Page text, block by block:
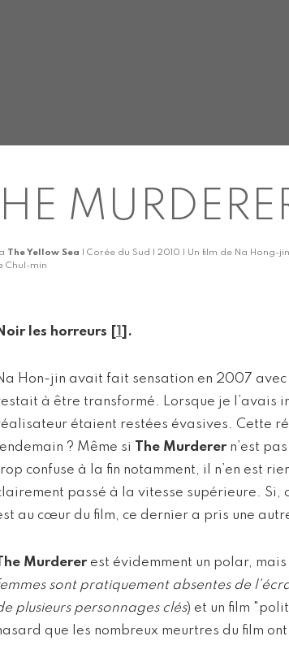
The Yellow Sea | Corée du Sud | 2010 | Un film de Na Hong-
Chul-min
les horreurs .
Hon-jin avait fait sensation en 2007 avec
à être transformé. Lorsque je l’avais
étaient restées évasives. Cette
? Même si
The Murderern’est
confuse à la fin notamment, il n’en est
passé à la vitesse supérieure. Si,
au cœur du film, ce dernier a pris une
Murdererest évidemment un polar, mais
sont pratiquement absentes de
plusieurs personnages clés) et un film
que les nombreux meurtres du film